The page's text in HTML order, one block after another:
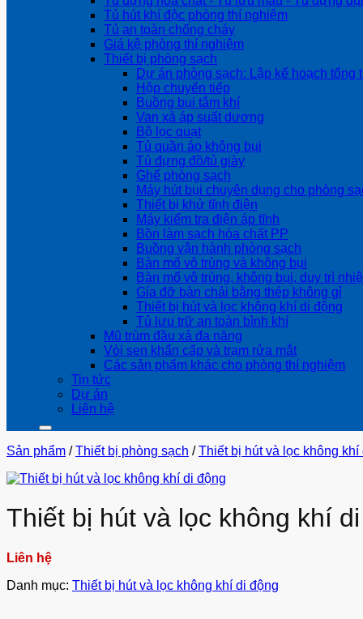
Tủ hút khí độc phòng thí nghiệm
Tủ an toàn chống cháy
Giá kệ phòng thí nghiệm
Thiết bị phòng sạch
Dự án phòng sạch: Lập kế hoạch tổng
Hộp chuyển tiếp
Buồng bụi tắm khí
Van xả áp suất dương
Bộ lọc quạt
Tủ quần áo không bụi
Tủ đựng đồ/tủ giày
Ghế phòng sạch
Máy hút bụi chuyên dụng cho phòng
Thiết bị khử tĩnh điện
Máy kiểm tra điện áp tĩnh
Bồn làm sạch hóa chất PP
Buồng vận hành phòng sạch
Bàn mổ vô trùng và không bụi
Bàn mổ vô trùng, không bụi, duy trì
Gía đỡ bàn chải bằng thép không gỉ
Thiết bị hút và lọc không khí di động
Tủ lưu trữ an toàn bình khí
Mũ trùm đầu xả đa năng
Vòi sen khẩn cấp và trạm rửa mắt
Các sản phẩm khác cho phòng thí nghiệm
Tin tức
Dự án
Liên hệ
Sản phẩm / Thiết bị phòng sạch / Thiết bị hút và lọc không khí
Thiết bị hút và lọc không khí
Liên hệ
Danh mục: Thiết bị hút và lọc không khí di động